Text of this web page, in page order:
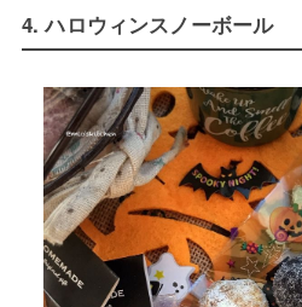
4. ハロウィンスノーボール